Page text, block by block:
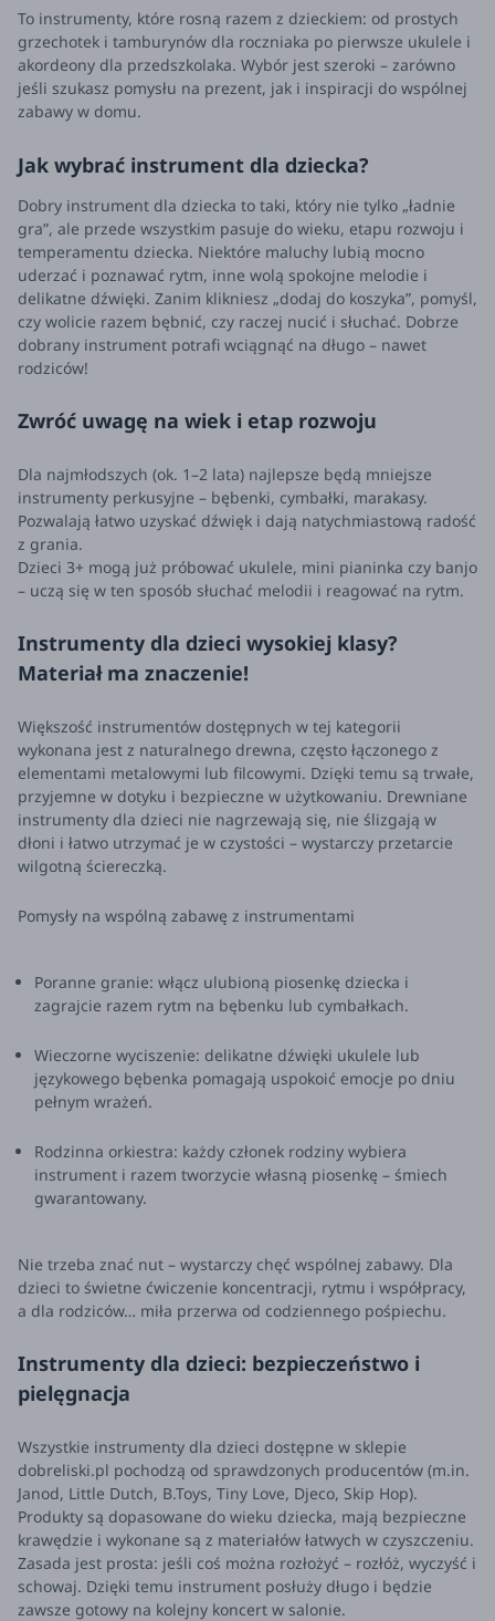
To instrumenty, które rosną razem z dzieckiem: od prostych
grzechotek i tamburynów dla roczniaka po pierwsze ukulele i
akordeony dla przedszkolaka. Wybór jest szeroki – zarówno
jeśli szukasz pomysłu na prezent, jak i inspiracji do wspólnej
zabawy w domu.
Jak wybrać instrument dla dziecka?
Dobry instrument dla dziecka to taki, który nie tylko „ładnie
gra”, ale przede wszystkim pasuje do wieku, etapu rozwoju i
temperamentu dziecka. Niektóre maluchy lubią mocno
uderzać i poznawać rytm, inne wolą spokojne melodie i
delikatne dźwięki. Zanim klikniesz „dodaj do koszyka”, pomyśl,
czy wolicie razem bębnić, czy raczej nucić i słuchać. Dobrze
dobrany instrument potrafi wciągnąć na długo – nawet
rodziców!
Zwróć uwagę na wiek i etap rozwoju
Dla najmłodszych (ok. 1–2 lata) najlepsze będą mniejsze
instrumenty perkusyjne – bębenki, cymbałki, marakasy.
Pozwalają łatwo uzyskać dźwięk i dają natychmiastową radość
z grania.
Dzieci 3+ mogą już próbować ukulele, mini pianinka czy banjo
– uczą się w ten sposób słuchać melodii i reagować na rytm.
Instrumenty dla dzieci wysokiej klasy?
Materiał ma znaczenie!
Większość instrumentów dostępnych w tej kategorii
wykonana jest z naturalnego drewna, często łączonego z
elementami metalowymi lub filcowymi. Dzięki temu są trwałe,
przyjemne w dotyku i bezpieczne w użytkowaniu. Drewniane
instrumenty dla dzieci nie nagrzewają się, nie ślizgają w
dłoni i łatwo utrzymać je w czystości – wystarczy przetarcie
wilgotną ściereczką.
Pomysły na wspólną zabawę z instrumentami
Poranne granie: włącz ulubioną piosenkę dziecka i
zagrajcie razem rytm na bębenku lub cymbałkach.
Wieczorne wyciszenie: delikatne dźwięki ukulele lub
językowego bębenka pomagają uspokoić emocje po dniu
pełnym wrażeń.
Rodzinna orkiestra: każdy członek rodziny wybiera
instrument i razem tworzycie własną piosenkę – śmiech
gwarantowany.
Nie trzeba znać nut – wystarczy chęć wspólnej zabawy. Dla
dzieci to świetne ćwiczenie koncentracji, rytmu i współpracy,
a dla rodziców… miła przerwa od codziennego pośpiechu.
Instrumenty dla dzieci: bezpieczeństwo i
pielęgnacja
Wszystkie instrumenty dla dzieci dostępne w sklepie
dobreliski.pl pochodzą od sprawdzonych producentów (m.in.
Janod, Little Dutch, B.Toys, Tiny Love, Djeco, Skip Hop).
Produkty są dopasowane do wieku dziecka, mają bezpieczne
krawędzie i wykonane są z materiałów łatwych w czyszczeniu.
Zasada jest prosta: jeśli coś można rozłożyć – rozłóż, wyczyść i
schowaj. Dzięki temu instrument posłuży długo i będzie
zawsze gotowy na kolejny koncert w salonie.